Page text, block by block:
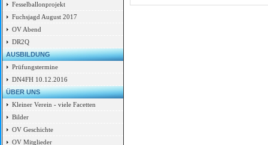
Fesselballonprojekt
Fuchsjagd August 2017
OV Abend
DR2Q
AUSBILDUNG
Prüfungstermine
DN4FH 10.12.2016
ÜBER UNS
Kleiner Verein - viele Facetten
Bilder
OV Geschichte
OV Mitglieder